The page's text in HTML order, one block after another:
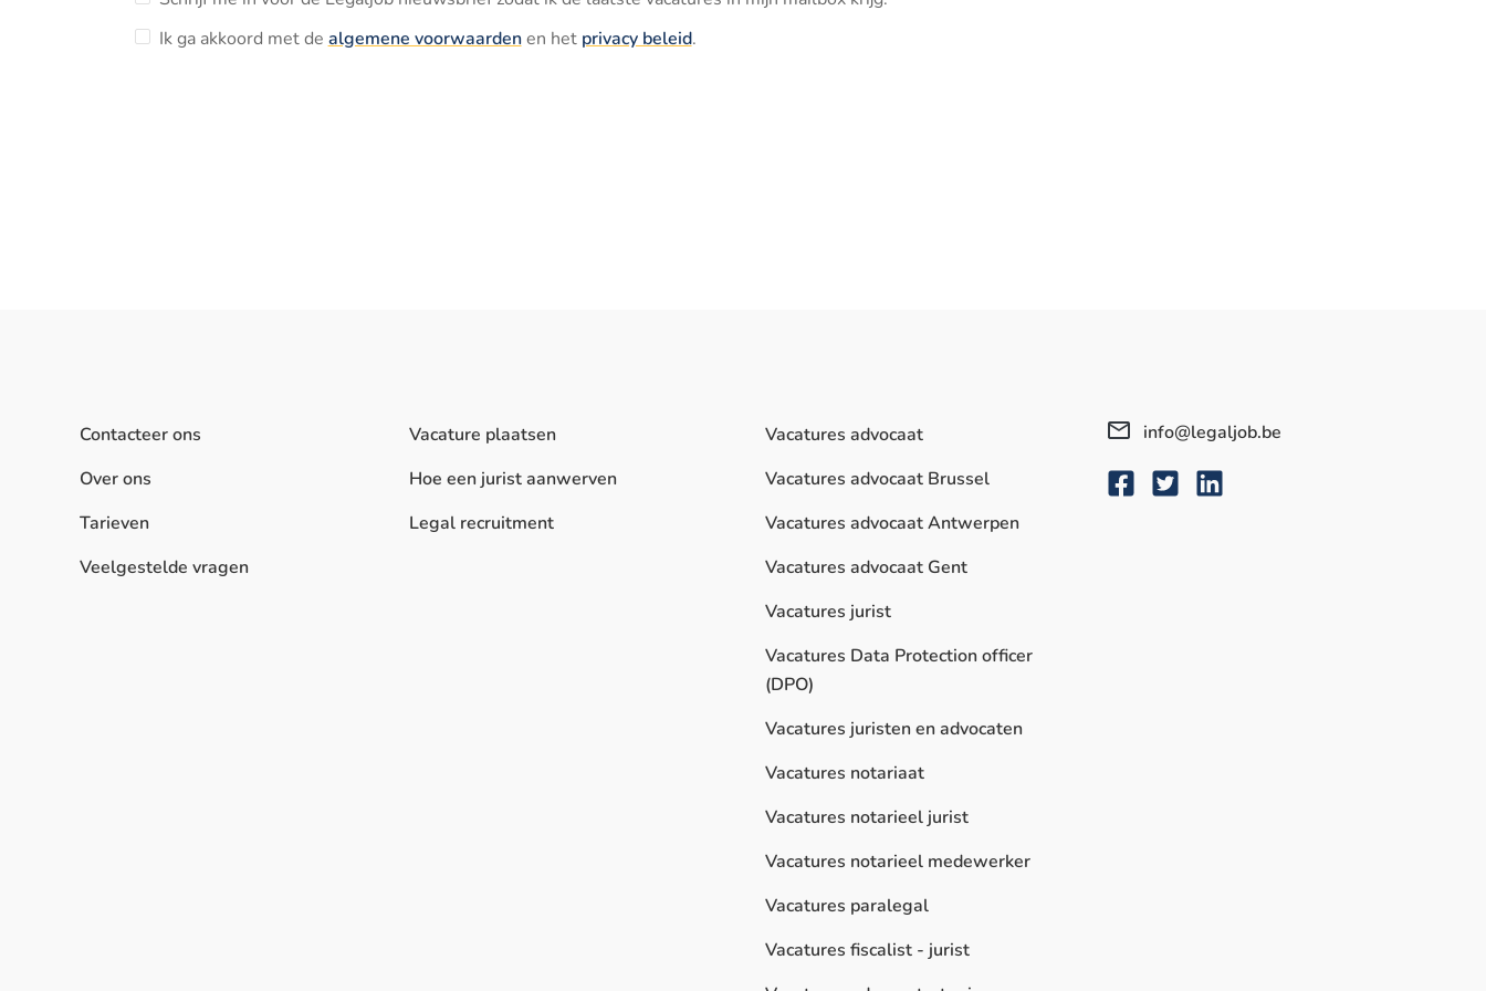
Ik ga akkoord met de algemene voorwaardenen het privacy beleid.
Contacteer ons
Over ons
Tarieven
Veelgestelde vragen
Vacature plaatsen
Hoe een jurist aanwerven
Legal recruitment
Vacatures advocaat
Vacatures advocaat Brussel
Vacatures advocaat Antwerpen
Vacatures advocaat Gent
Vacatures jurist
Vacatures Data Protection officer
(DPO)
Vacatures juristen en advocaten
Vacatures notariaat
Vacatures notarieel jurist
Vacatures notarieel medewerker
Vacatures paralegal
Vacatures fiscalist - jurist
info@legaljob.be